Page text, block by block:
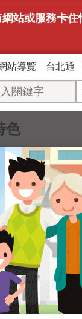
站或服務卡
站導覽 台北通
色